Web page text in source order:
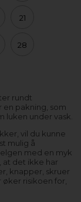
21
28
rundt
pakning, som
luken under vask.
vil du kunne
mulig å
med en myk
at det ikke har
knapper, skruer
risikoen for,